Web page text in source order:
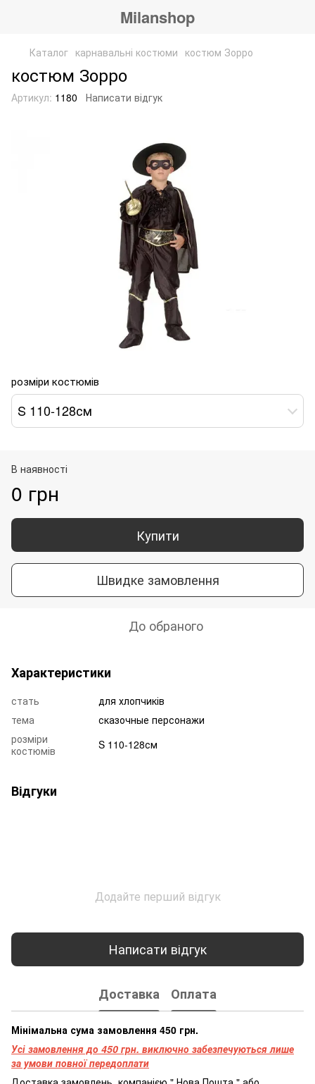
Milanshop
Каталог карнавальні костюми костюм Зорро
костюм Зорро
Артикул: 1180 Написати відгук
розміри костюмів
S 110-128см
В наявності
0 грн
Купити
Швидке замовлення
До обраного
Характеристики
стать
для хлопчиків
тема
сказочные персонажи
розміри
костюмів
S 110-128см
Відгуки
Додайте перший відгук
Написати відгук
Доставка Оплата
Мінімальна сума замовлення 450 грн.
Усі замовлення до 450 грн. виключно забезпечуються лише
за умови повної передоплати